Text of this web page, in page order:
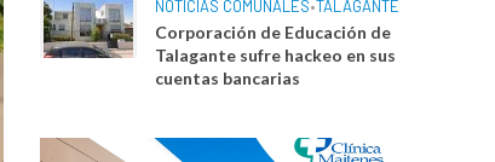
NOTICIAS COMUNALES•TALAGANTE
Corporación de Educación de
Talagante sufre hackeo en sus
cuentas bancarias